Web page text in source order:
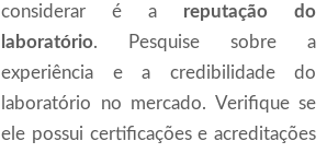
considerar é a reputação do
laboratório. Pesquise sobre a
experiência e a credibilidade do
laboratório no mercado. Verifique se
ele possui certificações e acreditações